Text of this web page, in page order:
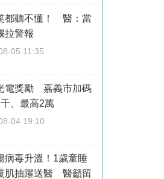
都聽不懂！ 醫：當
拉警報
05 11:35
電獎勵 嘉義市加碼
、最高2萬
04 19:10
病毒升溫！1歲童睡
肌抽躍送醫 醫籲留